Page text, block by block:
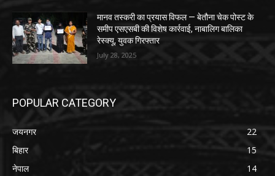
मानव तस्करी का प्रयास विफल — बेतौना चेक पोस्ट के
समीप एसएसबी की विशेष कार्रवाई, नाबालिग बालिका
रेस्क्यू, युवक गिरफ्तार
July 28, 2025
POPULAR CATEGORY
जयनगर
22
बिहार
15
नेपाल
14